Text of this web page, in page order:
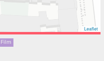
Leaflet
Film